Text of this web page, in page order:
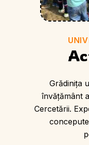
Grădiniţa
învăţământ
Cercetării.